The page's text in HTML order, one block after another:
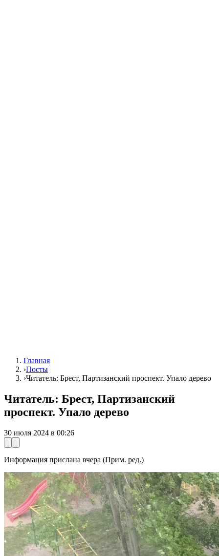
Главная
›Посты
›Читатель: Брест, Партизанский проспект. Упало дерево
Читатель: Брест, Партизанский
проспект. Упало дерево
30 июля 2024 в 00:26
Информация прислана вчера (Прим. ред.)